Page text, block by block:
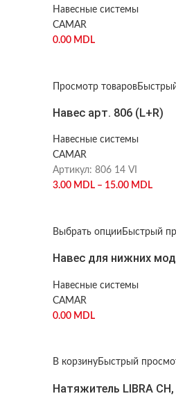
Навесные системы
CAMAR
0.00 MDL
Просмотр товаров
Навес арт. 806 (L+R)
Навесные системы
CAMAR
Артикул: 806 14 VI
3.00 MDL – 15.00 MDL
Выбрать опции Быстрый
Навес для нижних
Навесные системы
CAMAR
0.00 MDL
В корзинуБыстрый
Натяжитель LIBRA